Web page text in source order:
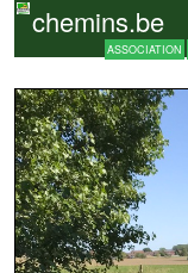
chemins.be
ASSOCIATION